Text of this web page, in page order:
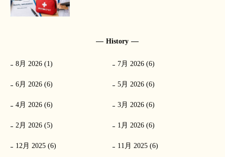
History
8月 2026 (1) 7月 2026 (6)
6月 2026 (6) 5月 2026 (6)
4月 2026 (6) 3月 2026 (6)
2月 2026 (5) 1月 2026 (6)
12月 2025 (6) 11月 2025 (6)